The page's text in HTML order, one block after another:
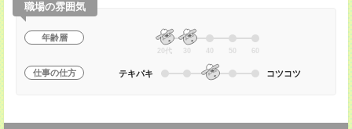
職場の雰囲気
年齢層
20代 30 40 50 60
仕事の仕方 テキパキ コツコツ